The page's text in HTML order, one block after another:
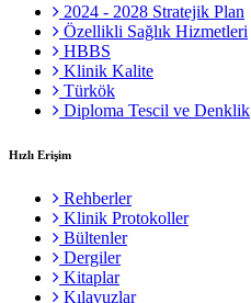
2024 - 2028 Stratejik Plan
Özellikli Sağlık Hizmetleri
HBBS
Klinik Kalite
Türkök
Diploma Tescil ve Denklik
Hızlı Erişim
Rehberler
Klinik Protokoller
Bültenler
Dergiler
Kitaplar
Kılavuzlar